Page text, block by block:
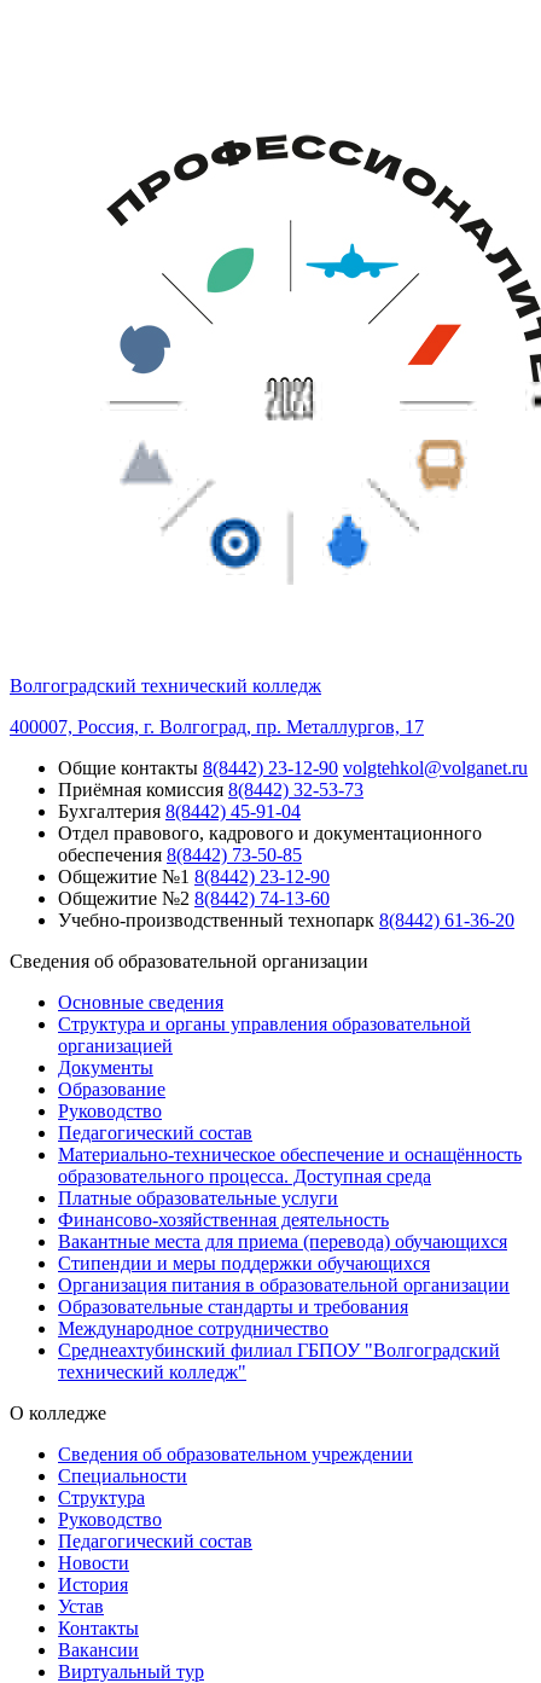
Волгоградский технический колледж
400007, Россия, г. Волгоград, пр. Металлургов, 17
Общие контакты 8(8442) 23-12-90 volgtehkol@volganet.ru
Приёмная комиссия 8(8442) 32-53-73
Бухгалтерия 8(8442) 45-91-04
Отдел правового, кадрового и документационного
обеспечения 8(8442) 73-50-85
Общежитие №1 8(8442) 23-12-90
Общежитие №2 8(8442) 74-13-60
Учебно-производственный технопарк 8(8442) 61-36-20
Сведения об образовательной организации
Основные сведения
Структура и органы управления образовательной
организацией
Документы
Образование
Руководство
Педагогический состав
Материально-техническое обеспечение и оснащённость
образовательного процесса. Доступная среда
Платные образовательные услуги
Финансово-хозяйственная деятельность
Вакантные места для приема (перевода) обучающихся
Стипендии и меры поддержки обучающихся
Организация питания в образовательной организации
Образовательные стандарты и требования
Международное сотрудничество
Среднеахтубинский филиал ГБПОУ "Волгоградский
технический колледж"
О колледже
Сведения об образовательном учреждении
Специальности
Структура
Руководство
Педагогический состав
Новости
История
Устав
Контакты
Вакансии
Виртуальный тур